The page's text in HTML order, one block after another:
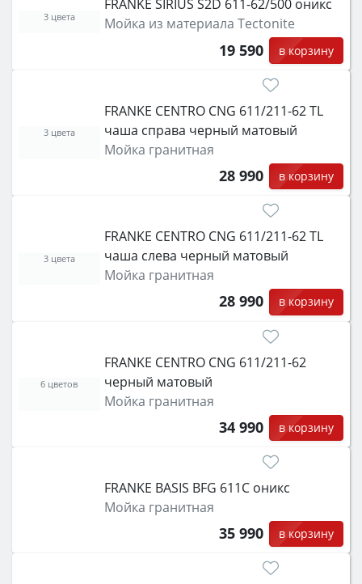
FRANKE SIRIUS S2D 611-62/500 оникс
Мойка из материала Tectonite
19 590 в корзину
3 цвета
FRANKE CENTRO CNG 611/211-62 TL
чаша справа черный матовый
Мойка гранитная
28 990 в корзину
3 цвета
FRANKE CENTRO CNG 611/211-62 TL
чаша слева черный матовый
Мойка гранитная
28 990 в корзину
3 цвета
FRANKE CENTRO CNG 611/211-62
черный матовый
Мойка гранитная
34 990 в корзину
6 цветов
FRANKE BASIS BFG 611C оникс
Мойка гранитная
35 990 в корзину